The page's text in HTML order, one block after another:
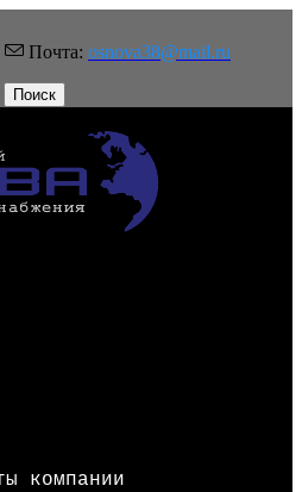
Почта: osnova38@mail.ru
Поиск
компании